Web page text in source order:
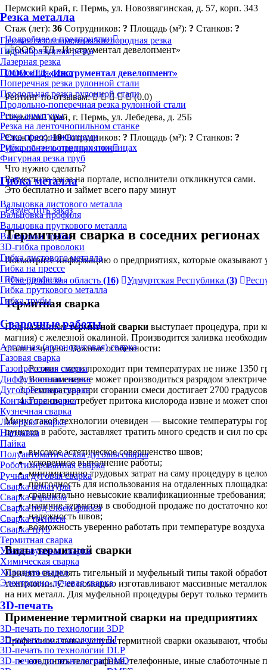
Резка металла
Газовая/газопламенная/кислородная резка
Гидроабразивная резка
Лазерная резка
Плазменная резка
Поперечная резка рулонной стали
Продольная резка рулонной стали
Продольно-поперечная резка рулонной стали
Резка арматуры
Резка на ленточнопильном станке
Резка пресс-ножницами
Рубка на гильотинных ножницах
Фигурная резка труб
Гибка металла
Вальцовка листового металла
Вальцовка профиля
Вальцовка пруткового металла
Вальцовка трубы
3D-гибка проволоки
Гибка листового металла
Гибка на прессе
Гибка профиля
Гибка пруткового металла
Гибка трубы
Сварочные работы
Аргонная (аргонодуговая) сварка
Газовая сварка
Газопрессовая сварка
Диффузионная сварка
Дугопрессовая сварка
Контактная сварка
Кузнечная сварка
Лазерная сварка
Наплавка
Пайка
Полуавтоматическая дуговая сварка
Роботизированная сварка
Ручная дуговая сварка
Сварка арматуры
Сварка взрывом
Сварка под слоем флюса
Сварка трением
Сварка труб
Термитная сварка
Ультразвуковая сварка
Химическая сварка
Холодная сварка
Электронно-лучевая сварка
3D-печать
3D-печать по технологии 3DP
3D-печать по технологии BJ
3D-печать по технологии DLP
3D-печать по технологии DMD
Пермский край, г. Пермь, ул. Новозвягинская, д. 57, корп. 343
Стаж (лет): 36 Сотрудников: ? Площадь (м²): ? Станков: ?
Подробнее о предприятии
ООО «ТД «Инструментал девелопмент»
Рейтинг по отзывам:
(0.0)
Пермский край, г. Пермь, ул. Лебедева, д. 25Б
Стаж (лет):10 Сотрудников: ? Площадь (м²): ? Станков: ?
Подробнее о предприятии
Что нужно сделать?
Разместите заказ на портале, исполнители откликнутся сами.
Это бесплатно и займет всего пару минут
Разместить заказ
Термитная сварка в соседних регионах
Посмотрите информацию о предприятиях, которые оказывают
Свердловская область (16) Удмуртская Республика (3)
Термитная сварка
Под названиемтермитной сварки выступает процедура, при
магния) с железной окалиной. Производится заливка
стали и чугуна. Важные особенности:
Розжиг смеси проходит при температурах не ниже 1350
Воспламенение может производиться разрядом
Температура при сгорании смеси достигает 2700
Горение не требует притока кислорода извне и может
Минус такой технологии очевиден — высокие температуры
пунктов в работе, заставляет тратить много средств и сил
высокое эстетическое совершенство швов;
ускоренное выполнение работы;
минимизацию трудовых затрат на саму процедуру в
пригодность для использования на отдаленных
сравнительно невысокие квалификационные требования;
наличие термитов в свободной продаже по достаточно
надежность швов;
возможность уверенно работать при температуре
Виды термитной сварки
Принято выделять тигельный и муфельный типы такой
технологии. С ее помощью изготавливают массивные
на них металл. Для муфельной процедуры берут только
Применение термитной сварки на предприятиях
Профессиональные услуги термитной сварки оказывают,
соединять телеграфные, телефонные, иные слаботочные